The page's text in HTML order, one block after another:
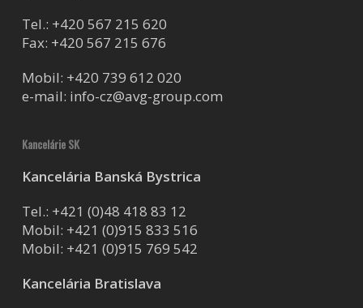
Tel.: +420 567 215 620
Fax: +420 567 215 676
Mobil: +420 739 612 020
e-mail: info-cz@avg-group.com
Kancelárie SK
Kancelária Banská Bystrica
Tel.: +421 (0)48 418 83 12
Mobil: +421 (0)915 833 516
Mobil: +421 (0)915 769 542
Kancelária Bratislava